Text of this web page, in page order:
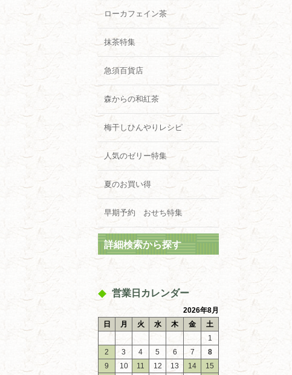
ローカフェイン茶
抹茶特集
急須百貨店
森からの和紅茶
梅干しひんやりレシピ
人気のゼリー特集
夏のお買い得
早期予約 おせち特集
詳細検索から探す
営業日カレンダー
2026年8月
日
月 火 水 木 金
土
1
2
3 4 5 6 7
8
9
10 11 12 13 14
15